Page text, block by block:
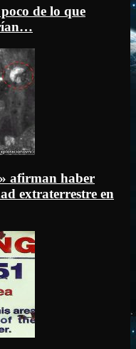
de lo que
afirman haber
extraterrestre en